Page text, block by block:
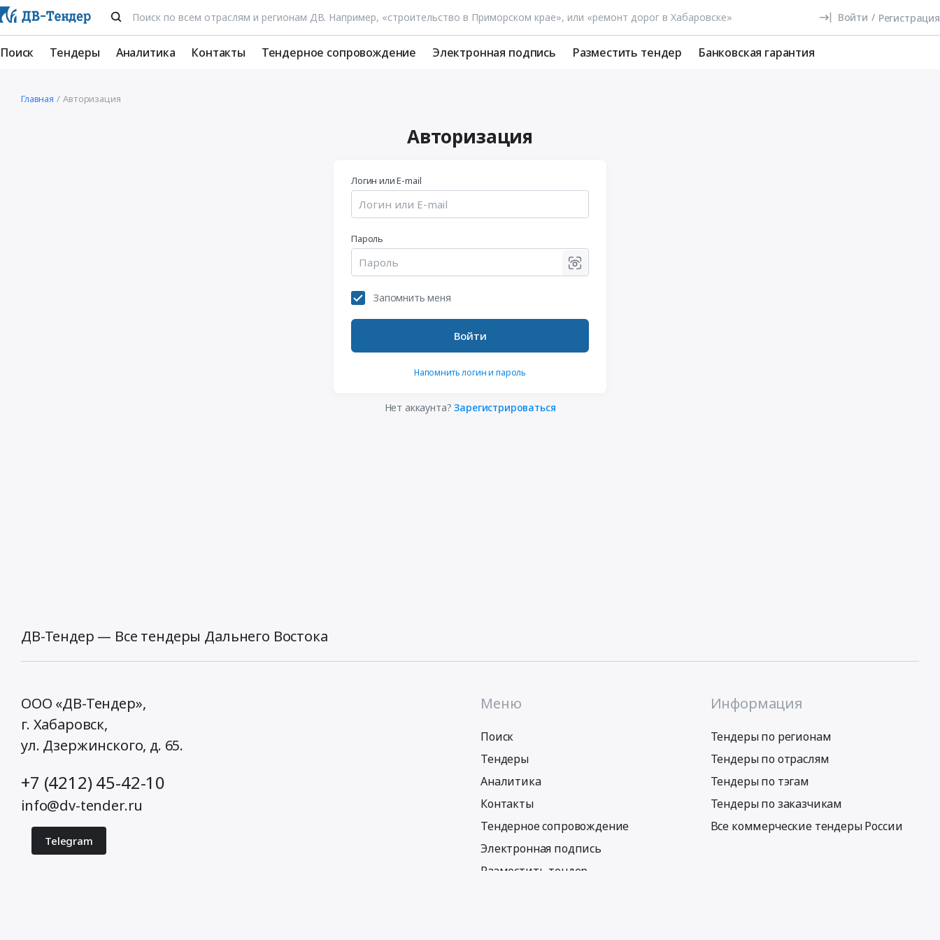
Войти / Регистрация
Поиск Тендеры Аналитика Контакты Тендерное сопровождение Электронная подпись Разместить тендер Банковская гарантия
Главная Авторизация
Авторизация
Логин или E-mail
Пароль
Запомнить меня
Войти
Напомнить логин и пароль
Нет аккаунта?Зарегистрироваться
ДВ-Тендер — Все тендеры Дальнего Востока
ООО «ДВ-Тендер»,
г. Хабаровск,
ул. Дзержинского, д. 65.
+7 (4212) 45-42-10
info@dv-tender.ru
Telegram
Меню
Поиск
Тендеры
Аналитика
Контакты
Тендерное сопровождение
Электронная подпись
Разместить тендер
Информация
Тендеры по регионам
Тендеры по отраслям
Тендеры по тэгам
Тендеры по заказчикам
Все коммерческие тендеры России